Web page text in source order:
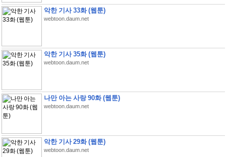
악한 기사 33화 (웹툰)
webtoon.daum.net
악한 기사 35화 (웹툰)
webtoon.daum.net
나만 아는 사랑 90화 (웹툰)
webtoon.daum.net
악한 기사 29화 (웹툰)
webtoon.daum.net